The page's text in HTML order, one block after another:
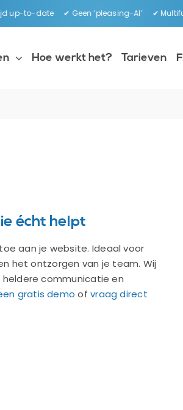
date ✔ Geen ‘pleasing-AI’ ✔
Hoe werkt het? Tarieven
écht helpt
aan je website. Ideaal voor
het ontzorgen van je team. Wij
heldere communicatie en
gratis demo ofvraag direct